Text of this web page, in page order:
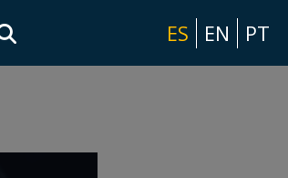
ES EN PT